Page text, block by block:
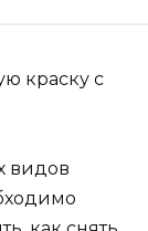
краску с
видов